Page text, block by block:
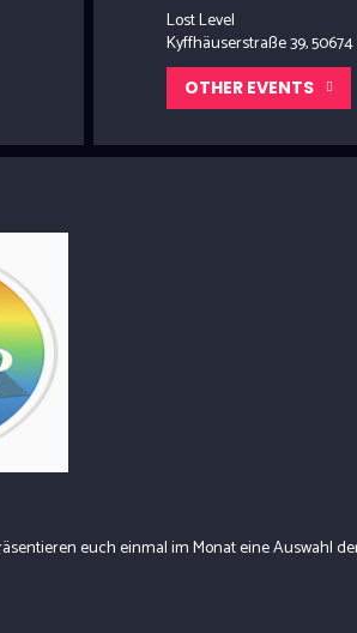
Lost Level
Kyffhäuserstraße 39,
OTHER EVENTS
euch einmal im Monat eine Auswahl